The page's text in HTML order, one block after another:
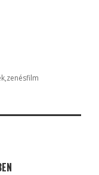
zenésfilm